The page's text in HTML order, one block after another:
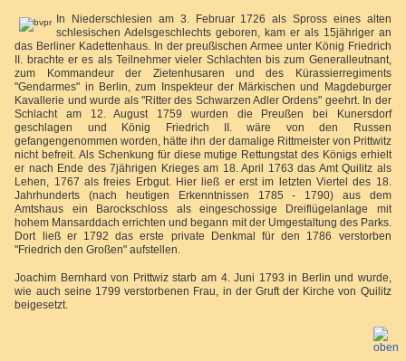
In Niederschlesien am 3. Februar 1726 als Spross eines alten
schlesischen Adelsgeschlechts geboren, kam er als 15jähriger an
das Berliner Kadettenhaus. In der preußischen Armee unter König Friedrich
II. brachte er es als Teilnehmer vieler Schlachten bis zum Generalleutnant,
zum Kommandeur der Zietenhusaren und des Kürassierregiments
"Gendarmes" in Berlin, zum Inspekteur der Märkischen und Magdeburger
Kavallerie und wurde als "Ritter des Schwarzen Adler Ordens" geehrt. In der
Schlacht am 12. August 1759 wurden die Preußen bei Kunersdorf
geschlagen und König Friedrich II. wäre von den Russen
gefangengenommen worden, hätte ihn der damalige Rittmeister von Prittwitz
nicht befreit.Als Schenkung für diese mutige Rettungstat des Königs erhielt
er nach Ende des 7jährigen Krieges am 18. April 1763 das Amt Quilitz als
Lehen, 1767 als freies Erbgut. Hier ließ er erst im letzten Viertel des 18.
Jahrhunderts (nach heutigen Erkenntnissen 1785 - 1790) aus dem
Amtshaus ein Barockschloss als eingeschossige Dreiflügelanlage mit
hohem Mansarddach errichten und begann mit der Umgestaltung des Parks.
Dort ließ er 1792 das erste private Denkmal für den 1786 verstorben
"Friedrich den Großen" aufstellen.
Joachim Bernhard von Prittwiz starb am 4. Juni 1793 in Berlin und wurde,
wie auch seine 1799 verstorbenen Frau, in der Gruft der Kirche von Quilitz
beigesetzt.